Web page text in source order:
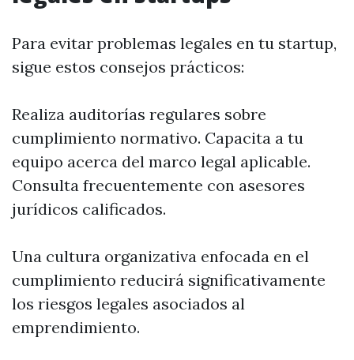
Para evitar problemas legales en tu startup,
sigue estos consejos prácticos:
Realiza auditorías regulares sobre
cumplimiento normativo. Capacita a tu
equipo acerca del marco legal aplicable.
Consulta frecuentemente con asesores
jurídicos calificados.
Una cultura organizativa enfocada en el
cumplimiento reducirá significativamente
los riesgos legales asociados al
emprendimiento.